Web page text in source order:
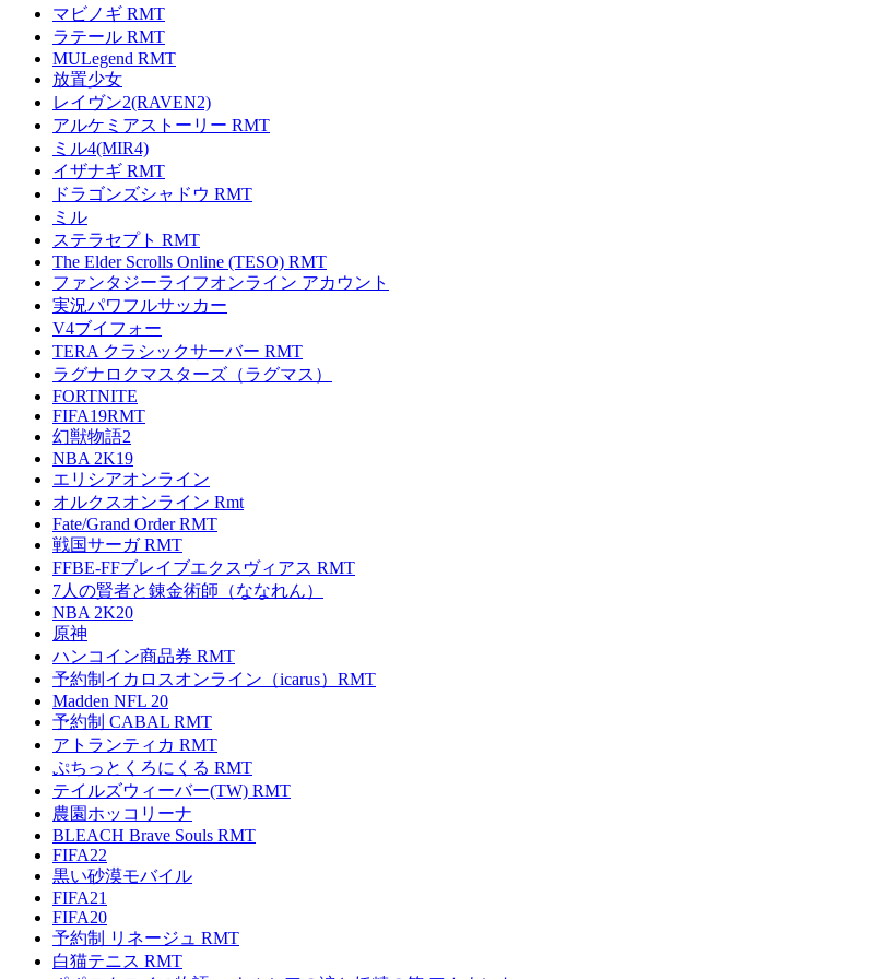
マビノギ RMT
ラテール RMT
MULegend RMT
放置少女
レイヴン2(RAVEN2)
アルケミアストーリー RMT
ミル4(MIR4)
イザナギ RMT
ドラゴンズシャドウ RMT
ミル
ステラセプト RMT
The Elder Scrolls Online (TESO) RMT
ファンタジーライフオンライン アカウント
実況パワフルサッカー
V4ブイフォー
TERA クラシックサーバー RMT
ラグナロクマスターズ（ラグマス）
FORTNITE
FIFA19RMT
幻獣物語2
NBA 2K19
エリシアオンライン
オルクスオンライン Rmt
Fate/Grand Order RMT
戦国サーガ RMT
FFBE-FFブレイブエクスヴィアス RMT
7人の賢者と錬金術師（ななれん）
NBA 2K20
原神
ハンコイン商品券 RMT
予約制イカロスオンライン（icarus）RMT
Madden NFL 20
予約制 CABAL RMT
アトランティカ RMT
ぷちっとくろにくる RMT
テイルズウィーバー(TW) RMT
農園ホッコリーナ
BLEACH Brave Souls RMT
FIFA22
黒い砂漠モバイル
FIFA21
FIFA20
予約制 リネージュ RMT
白猫テニス RMT